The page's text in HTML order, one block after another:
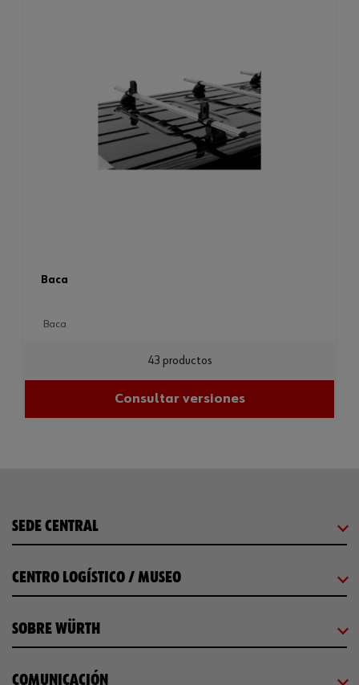
baca
baca
43 productos
Consultar versiones
SEDE CENTRAL
CENTRO LOGÍSTICO / MUSEO
SOBRE WÜRTH
COMUNICACIÓN